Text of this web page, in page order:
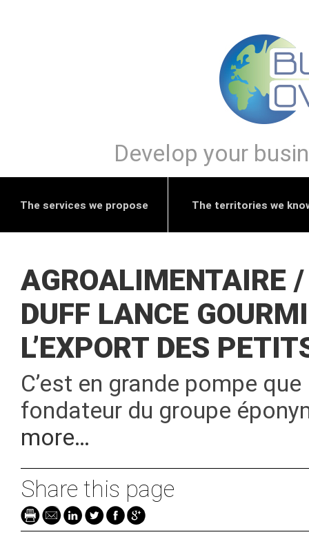
Develop your
The services we propose The territories we
AGROALIMENTAIRE
DUFF LANCE
L’EXPORT DES
C’est en grande pompe
fondateur du groupe
more…
Share this page